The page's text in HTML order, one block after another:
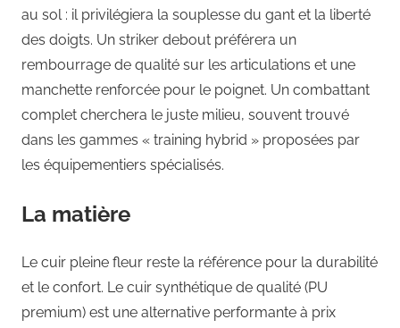
au sol : il privilégiera la souplesse du gant et la liberté
des doigts. Un striker debout préférera un
rembourrage de qualité sur les articulations et une
manchette renforcée pour le poignet. Un combattant
complet cherchera le juste milieu, souvent trouvé
dans les gammes « training hybrid » proposées par
les équipementiers spécialisés.
La matière
Le cuir pleine fleur reste la référence pour la durabilité
et le confort. Le cuir synthétique de qualité (PU
premium) est une alternative performante à prix